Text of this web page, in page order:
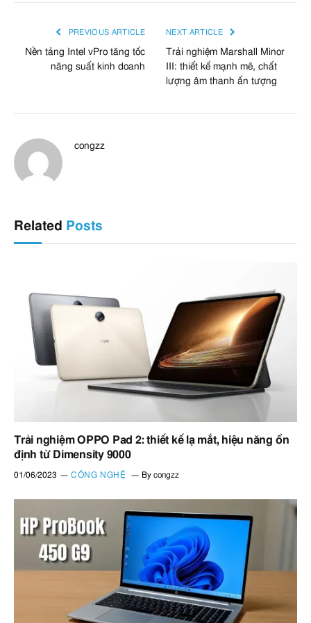
PREVIOUS ARTICLE
Nền tảng Intel vPro tăng tốc
năng suất kinh doanh
NEXT ARTICLE
Trải nghiệm Marshall Minor
III: thiết kế mạnh mẽ, chất
lượng âm thanh ấn tượng
congzz
Related Posts
Trải nghiệm OPPO Pad 2: thiết kế lạ mắt, hiệu năng ổn
định từ Dimensity 9000
01/06/2023 CÔNG NGHỆ By congzz